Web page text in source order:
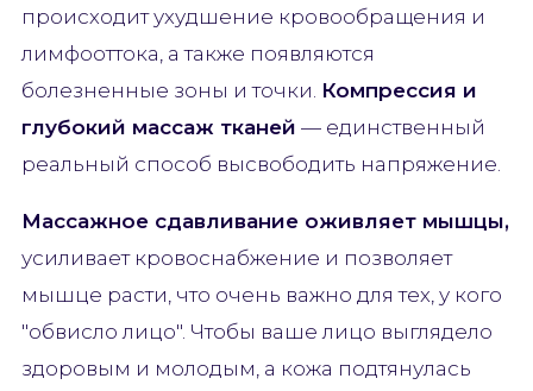
происходит ухудшение кровообращения и
лимфооттока, а также появляются
болезненные зоны и точки. Компрессия и
глубокий массаж тканей — единственный
реальный способ высвободить напряжение.
Массажное сдавливание оживляет мышцы,
усиливает кровоснабжение и позволяет
мышце расти, что очень важно для тех, у кого
"обвисло лицо". Чтобы ваше лицо выглядело
здоровым и молодым, а кожа подтянулась